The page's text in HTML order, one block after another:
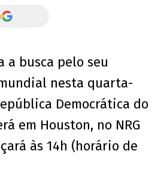
a busca pelo seu
nesta quarta-
Democrática do
em Houston, no NRG
às 14h (horário de